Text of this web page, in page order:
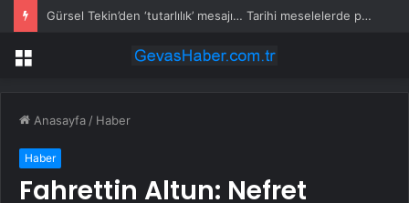
Gürsel Tekin’den ‘tutarlılık’ mesajı… Tarihi meselelerde pusula net olmalı
Menü
Anasayfa / Haber
Haber
Fahrettin Altun: Nefret